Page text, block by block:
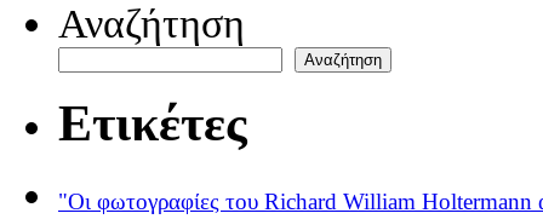
Αναζήτηση
Αναζήτηση
Ετικέτες
"Οι φωτογραφίες του Richard William Holtermann